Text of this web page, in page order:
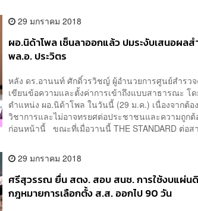
29 มกราคม 2018
ผอ.นิด้าโพล เซ็นลาออกแล้ว ปมระงับเสนอผล
พล.อ. ประวิตร
หลัง ดร.อานนท์ ศักดิ์วรวิชญ์ ผู้อำนวยการศูนย์สำรว
เขียนข้อความและตั้งค่าการเข้าถึงแบบสาธารณะ โ
ตำแหน่ง ผอ.นิด้าโพล ในวันนี้ (29 ม.ค.) เนื่องจากต้อ
วิชาการและไม่อาจทรยศต่อประชาชนและความถูก
ก่อนหน้านี้ ขณะที่เมื่อวานนี้ THE STANDARD ต่อส
29 มกราคม 2018
ศรีสุวรรณ ยื่น สตง. สอบ สนช. การใช้งบแผ่น
กฎหมายการเลือกตั้ง ส.ส. ออกไป 90 วัน